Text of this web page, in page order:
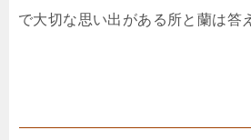
で大切な思い出がある所と蘭は答